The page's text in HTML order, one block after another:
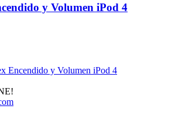
y Volumen iPod 4
Encendido y Volumen iPod 4